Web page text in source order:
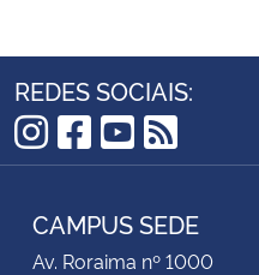
REDES SOCIAIS:
Instagram
Facebook
YouTube
RSS
CAMPUS SEDE
Av. Roraima nº 1000